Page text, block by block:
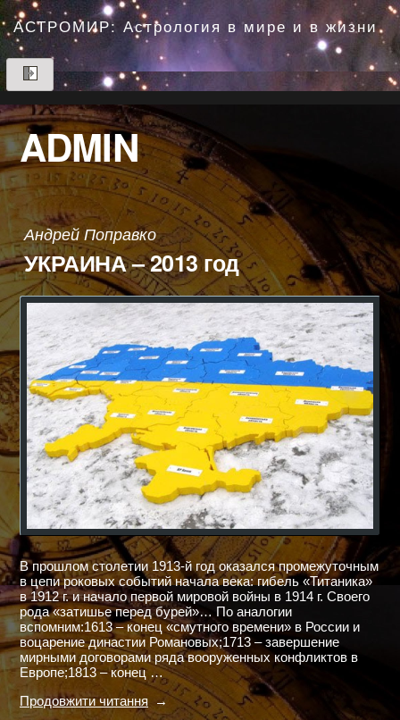
Перейти
до
вмісту
АСТРОМИР: Астрология в мире и в жизни
ADMIN
Андрей Поправко
УКРАИНА – 2013 год
В прошлом столетии 1913-й год оказался промежуточным
в цепи роковых событий начала века: гибель «Титаника»
в 1912 г. и начало первой мировой войны в 1914 г. Своего
рода «затишье перед бурей»… По аналогии
вспомним:1613 – конец «смутного времени» в России и
воцарение династии Романовых;1713 – завершение
мирными договорами ряда вооруженных конфликтов в
Европе;1813 – конец …
Продовжити читання"УКРАИНА
–